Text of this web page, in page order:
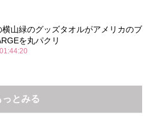
横山緑のグッズタオルがアメリカのブ
を丸パクリ
っとみる